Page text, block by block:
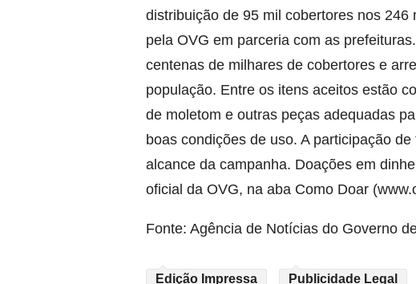
distribuição de 95 mil cobertores nos
pela OVG em parceria com as
centenas de milhares de cobertores e
população. Entre os itens aceitos estão
de moletom e outras peças adequadas
boas condições de uso. A participação
alcance da campanha. Doações em
oficial da OVG, na aba Como Doar
Fonte: Agência de Notícias do Governo
Edição Impressa Publicidade Legal